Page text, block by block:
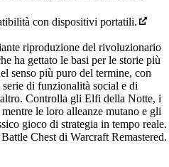
con dispositivi portatili.
riproduzione del rivoluzionario
ha gettato le basi per le storie più
senso più puro del termine, con
di funzionalità social e di
Controlla gli Elfi della Notte, i
le loro alleanze mutano e gli
gioco di strategia in tempo reale.
Battle Chest di Warcraft Remastered.